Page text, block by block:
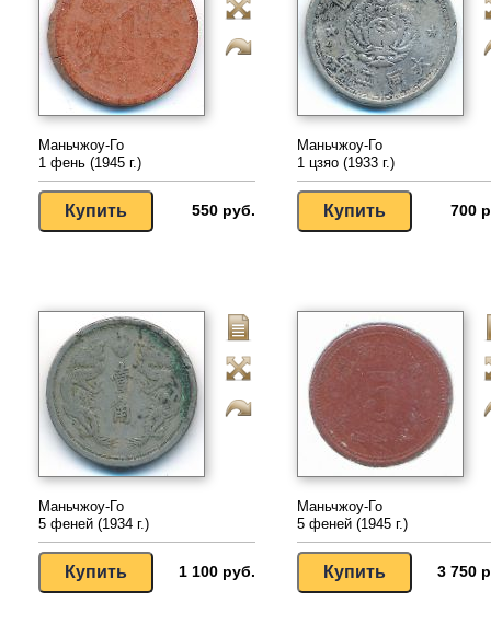
Маньчжоу-Го
1 фень (1945 г.)
550 руб.
Маньчжоу-Го
1 цзяо (1933 г.)
700
Маньчжоу-Го
5 феней (1934 г.)
1 100 руб.
Маньчжоу-Го
5 феней (1945 г.)
3 750